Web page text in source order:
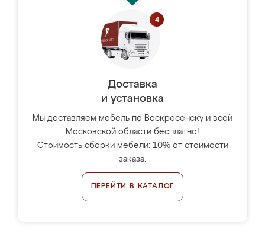
Доставка
и установка
Мы доставляем мебель по Воскресенску и всей
Московской области бесплатно!
Стоимость сборки мебели: 10% от стоимости
заказа.
ПЕРЕЙТИ В КАТАЛОГ